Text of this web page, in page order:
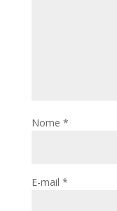
Nome *
E-mail *